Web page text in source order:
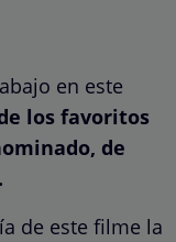
en este
los favoritos
de
de este filme la